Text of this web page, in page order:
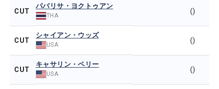
CUT
パバリサ・ヨクトゥアン
THA
()
CUT
シャイアン・ウッズ
USA
()
CUT
キャサリン・ペリー
USA
()